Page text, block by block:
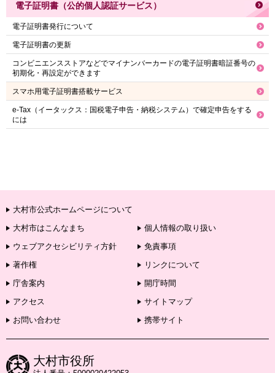
電子証明書（公的個人認証サービス）
電子証明書発行について
電子証明書の更新
コンビニエンスストアなどでマイナンバーカードの電子証明書暗証番号の
初期化・再設定ができます
スマホ用電子証明書搭載サービス
e-Tax（イータックス：国税電子申告・納税システム）で確定申告をする
には
大村市公式ホームページについて
大村市はこんなまち
個人情報の取り扱い
ウェブアクセシビリティ方針
免責事項
著作権
リンクについて
庁舎案内
開庁時間
アクセス
サイトマップ
お問い合わせ
携帯サイト
大村市役所